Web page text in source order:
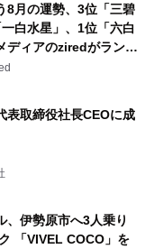
8月の運勢、3位「三碧
白水星」、1位「六白
ディアのziredがランキ
表取締役社長CEOに成
、伊勢原市へ3人乗り
「VIVEL COCO」を